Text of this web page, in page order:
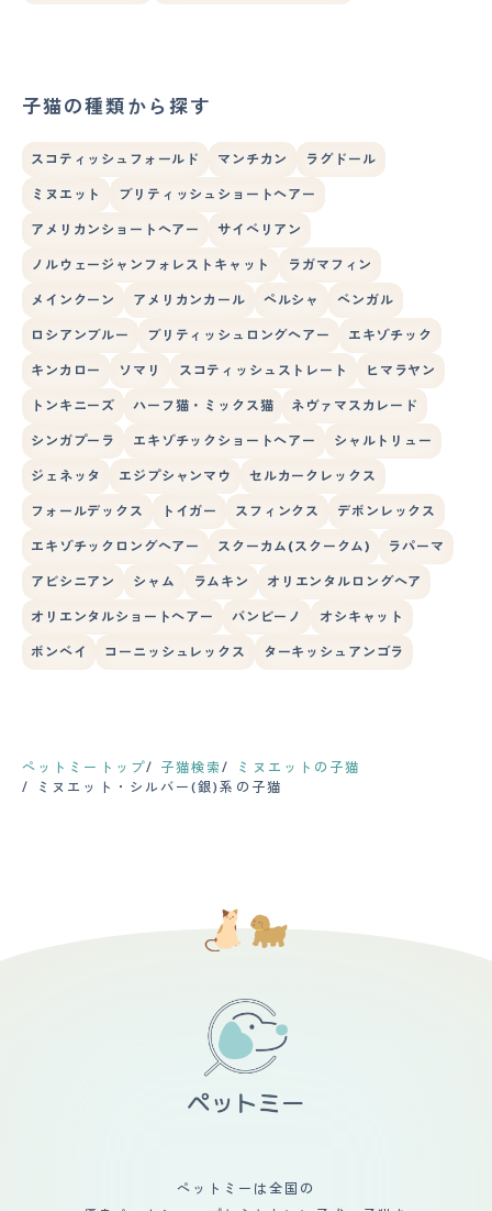
子猫の種類から探す
スコティッシュフォールド マンチカン ラグドール
ミヌエット ブリティッシュショートヘアー
アメリカンショートヘアー サイベリアン
ノルウェージャンフォレストキャット ラガマフィン
メインクーン アメリカンカール ペルシャ ベンガル
ロシアンブルー ブリティッシュロングヘアー エキゾチック
キンカロー ソマリ スコティッシュストレート ヒマラヤン
トンキニーズ ハーフ猫・ミックス猫 ネヴァマスカレード
シンガプーラ エキゾチックショートヘアー シャルトリュー
ジェネッタ エジプシャンマウ セルカークレックス
フォールデックス トイガー スフィンクス デボンレックス
エキゾチックロングヘアー スクーカム(スクークム) ラパーマ
アビシニアン シャム ラムキン オリエンタルロングヘア
オリエンタルショートヘアー バンビーノ オシキャット
ボンベイ コーニッシュレックス ターキッシュアンゴラ
ペットミートップ 子猫検索
ミヌエットの子猫
ミヌエット・シルバー(銀)系の子猫
ペットミーは全国の